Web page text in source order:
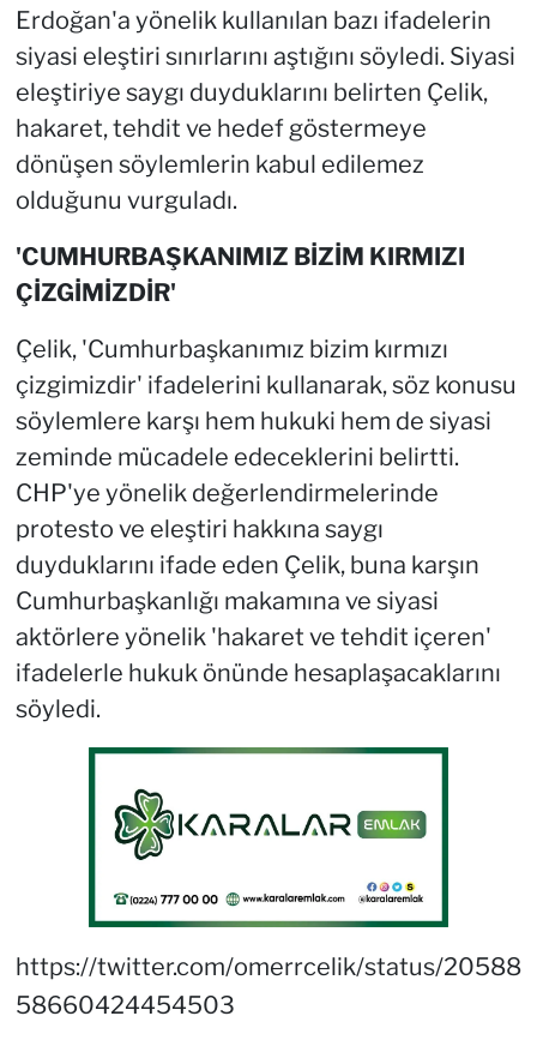
Erdoğan'a yönelik kullanılan bazı ifadelerin
siyasi eleştiri sınırlarını aştığını söyledi. Siyasi
eleştiriye saygı duyduklarını belirten Çelik,
hakaret, tehdit ve hedef göstermeye
dönüşen söylemlerin kabul edilemez
olduğunu vurguladı.
'CUMHURBAŞKANIMIZ BİZİM KIRMIZI
ÇİZGİMİZDİR'
Çelik, 'Cumhurbaşkanımız bizim kırmızı
çizgimizdir' ifadelerini kullanarak, söz konusu
söylemlere karşı hem hukuki hem de siyasi
zeminde mücadele edeceklerini belirtti.
CHP'ye yönelik değerlendirmelerinde
protesto ve eleştiri hakkına saygı
duyduklarını ifade eden Çelik, buna karşın
Cumhurbaşkanlığı makamına ve siyasi
aktörlere yönelik 'hakaret ve tehdit içeren'
ifadelerle hukuk önünde hesaplaşacaklarını
söyledi.
https://twitter.com/omerrcelik/status/20588
58660424454503